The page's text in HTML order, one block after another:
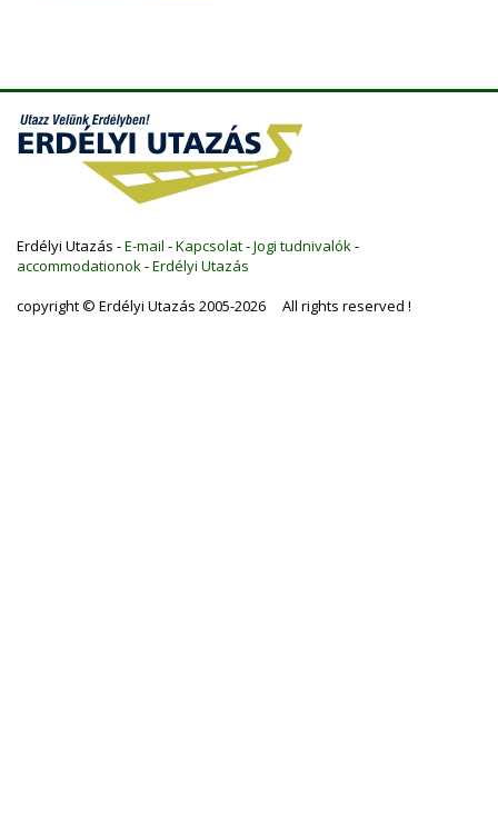
Erdélyi Utazás -E-mail -Kapcsolat-Jogi tudnivalók -
accommodationok -Erdélyi Utazás
copyright © Erdélyi Utazás 2005-2026 All rights reserved !